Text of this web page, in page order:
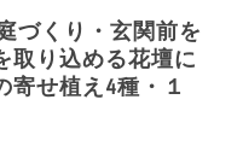
づくり・玄関前を
取り込める花壇に
寄せ植え4種・１